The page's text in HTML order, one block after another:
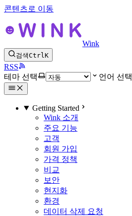
콘텐츠로 이동
Wink
검색CtrlK
RSS
테마 선택
언어 선택
Getting Started
Wink 소개
주요 기능
고객
회원 가입
가격 정책
비교
보안
현지화
환경
데이터 삭제 요청